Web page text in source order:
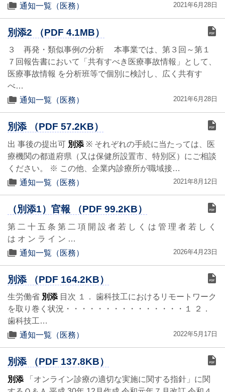
通知一覧（医務）
2021年6月28日
別添2 （PDF 4.1MB）
３ 再発・類似事例の分析 本事業では、第３回～第１
７回報告書において「共有すべき医療事故情報」として、
医療事故情報 を分析班等で個別に検討し、広く共有す
べ…
通知一覧（医務）
2021年6月28日
別添 （PDF 57.2KB）
出 事後の提出可 別添 ※ それぞれの手続に当たっては、医
療機関の都道府県（又は保健所設置市、特別区）にご相談
ください。 ※ この他、企業内診療所が職域接…
通知一覧（医務）
2021年8月12日
（別添1）官報 （PDF 99.2KB）
第 二 十 五 条 第 二 項 開 設 者 若 し く は 管 理 者 若 し く
は オ ン ラ イ ン …
通知一覧（医務）
2026年4月23日
別添 （PDF 164.2KB）
生労働省 別添 目次 １． 歯科技工におけるリモートワーク
を取り巻く状況・・・・・・・・・・・・・・・１ ２．
歯科技工…
通知一覧（医務）
2022年5月17日
別添 （PDF 137.8KB）
別添 「オンライン診療の適切な実施に関する指針」に関